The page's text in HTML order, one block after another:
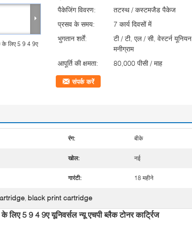
लिए 5 9 4 9ए
पैकेजिंग विवरण:
तटस्थ / कस्टमजैड पैकेज
प्रसव के समय:
7 कार्य दिवसों में
भुगतान शर्तें:
टी / टी, एल / सी, वेस्टर्न यूनियन,
मनीग्राम
आपूर्ति की क्षमता:
80,000 पीसी / माह
संपर्क करें
रंग: बीके
खोल: नई
गारंटी: 18 महीने
, black print cartridge
5 9 4 9ए यूनिवर्सल न्यू एचपी ब्लैक टोनर कार्ट्रिज